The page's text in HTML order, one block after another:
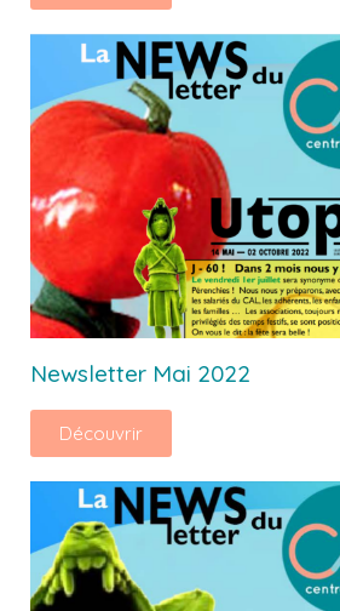
Newsletter Mai 2022
Découvrir